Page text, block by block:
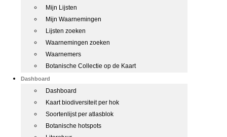
Mijn Lijsten
Mijn Waarnemingen
Lijsten zoeken
Waarnemingen zoeken
Waarnemers
Botanische Collectie op de Kaart
Dashboard
Dashboard
Kaart biodiversiteit per hok
Soortenlijst per atlasblok
Botanische hotspots